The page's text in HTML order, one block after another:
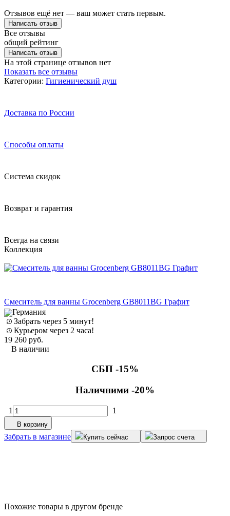
Отзывов ещё нет — ваш может стать первым.
Написать отзыв
Все отзывы
общий рейтинг
Написать отзыв
На этой странице отзывов нет
Показать все отзывы
Категории: Гигиенический душ
Доставка по России
Способы оплаты
Система скидок
Возврат и гарантия
Всегда на связи
Коллекция
Смеситель для ванны Grocenberg GB8011BG Графит
Германия
Забрать через 5 минут!
Курьером через 2 часа!
19 260 руб.
В наличии
СБП -15%
Наличними -20%
1 1
В корзину
Забрать в магазине Купить сейчас Запрос счета
Похожие товары в другом бренде